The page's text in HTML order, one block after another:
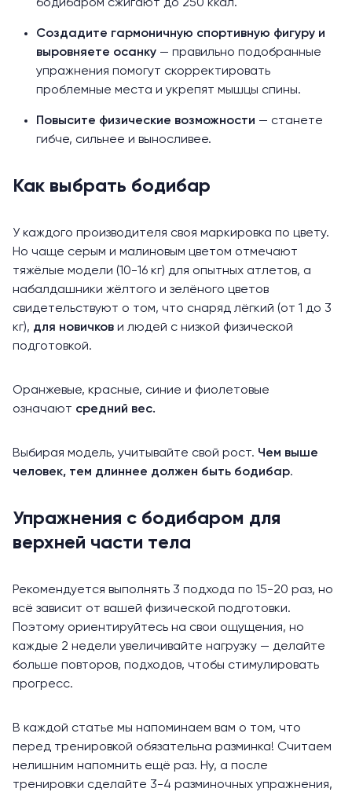
бодибаром сжигают до 250 ккал.
Создадите гармоничную спортивную фигуру и
выровняете осанку — правильно подобранные
упражнения помогут скорректировать
проблемные места и укрепят мышцы спины.
Повысите физические возможности — станете
гибче, сильнее и выносливее.
Как выбрать бодибар
У каждого производителя своя маркировка по цвету.
Но чаще серым и малиновым цветом отмечают
тяжёлые модели (10-16 кг) для опытных атлетов, а
набалдашники жёлтого и зелёного цветов
свидетельствуют о том, что снаряд лёгкий (от 1 до 3
кг), для новичков и людей с низкой физической
подготовкой.
Оранжевые, красные, синие и фиолетовые
означают средний вес.
Выбирая модель, учитывайте свой рост. Чем выше
человек, тем длиннее должен быть бодибар.
Упражнения с бодибаром для
верхней части тела
Рекомендуется выполнять 3 подхода по 15-20 раз, но
всё зависит от вашей физической подготовки.
Поэтому ориентируйтесь на свои ощущения, но
каждые 2 недели увеличивайте нагрузку — делайте
больше повторов, подходов, чтобы стимулировать
прогресс.
В каждой статье мы напоминаем вам о том, что
перед тренировкой обязательна разминка! Считаем
нелишним напомнить ещё раз. Ну, а после
тренировки сделайте 3-4 разминочных упражнения,